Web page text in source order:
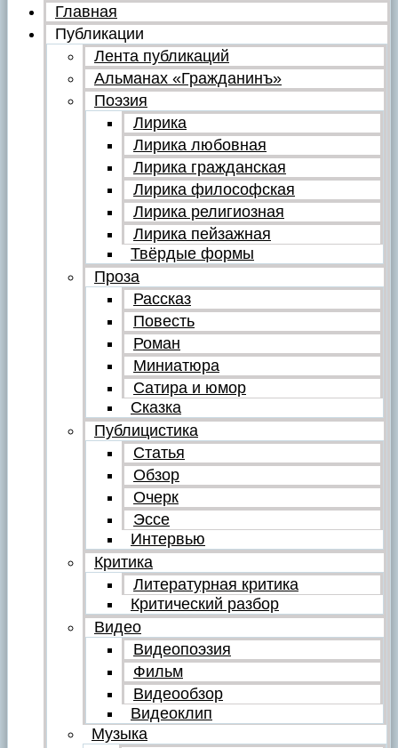
Главная
Публикации
Лента публикаций
Альманах «Гражданинъ»
Поэзия
Лирика
Лирика любовная
Лирика гражданская
Лирика философская
Лирика религиозная
Лирика пейзажная
Твёрдые формы
Проза
Рассказ
Повесть
Роман
Миниатюра
Сатира и юмор
Сказка
Публицистика
Статья
Обзор
Очерк
Эссе
Интервью
Критика
Литературная критика
Критический разбор
Видео
Видеопоэзия
Фильм
Видеообзор
Видеоклип
Музыка